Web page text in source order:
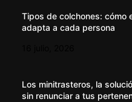
Tipos de colchones: cómo
adapta a cada persona
Los minitrasteros, la
sin renunciar a tus